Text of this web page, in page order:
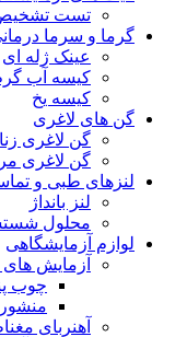
تست تشخیص
گرما و سرما
عینک ژله ای
کیسه آب
کیسه یخ
گن های لاغری
گن لاغری
گن لاغری
لنزهای طبی و
لنز بانداژ
محلول
لوازم آزمایشگاهی
آزمایش
چوب
آهنربای